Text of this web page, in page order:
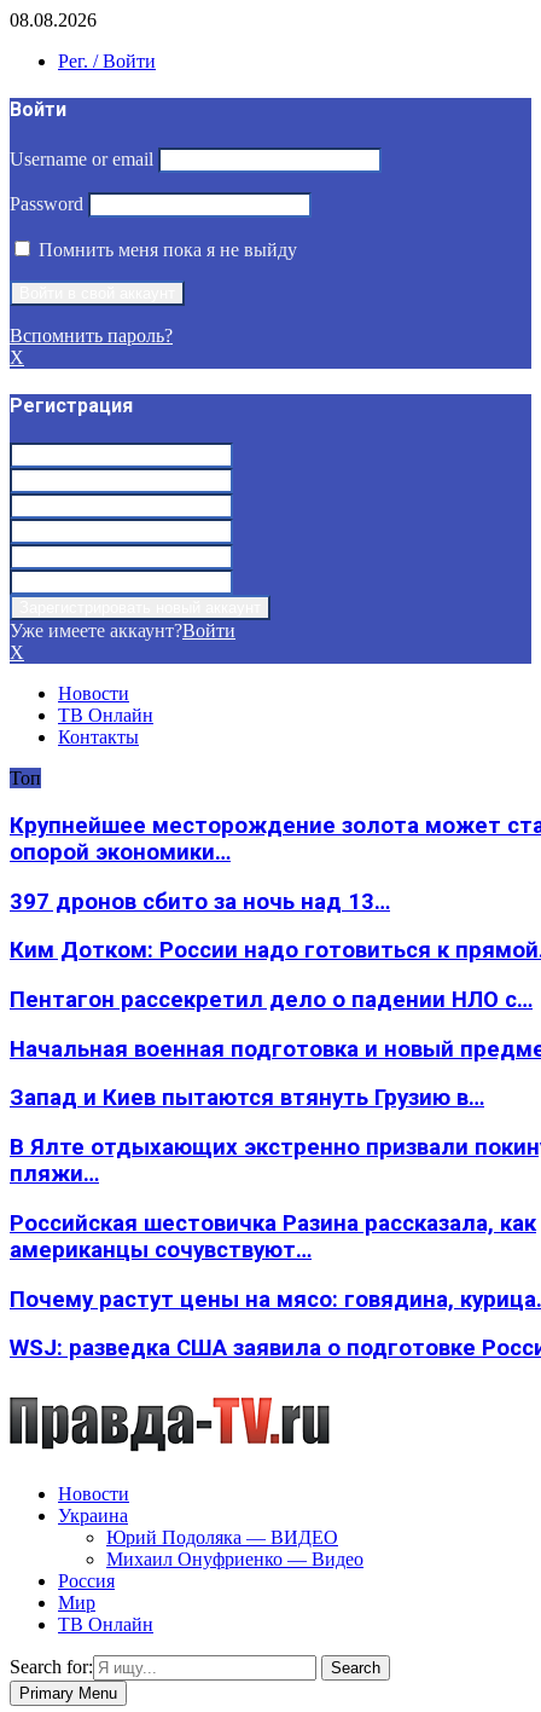
08.08.2026
Рег. / Войти
Войти
Username or email
Password
Помнить меня пока я не выйду
Вспомнить пароль?
X
Регистрация
Уже имеете аккаунт?Войти
X
Новости
ТВ Онлайн
Контакты
Топ
Крупнейшее месторождение золота может
опорой экономики…
397 дронов сбито за ночь над 13…
Ким Дотком: России надо готовиться к
Пентагон рассекретил дело о падении НЛО с…
Начальная военная подготовка и новый
Запад и Киев пытаются втянуть Грузию в…
В Ялте отдыхающих экстренно призвали
пляжи…
Российская шестовичка Разина рассказала, как
американцы сочувствуют…
Почему растут цены на мясо: говядина,
WSJ: разведка США заявила о подготовке
Новости
Украина
Юрий Подоляка — ВИДЕО
Михаил Онуфриенко — Видео
Россия
Мир
ТВ Онлайн
Search for:
Search
Primary Menu